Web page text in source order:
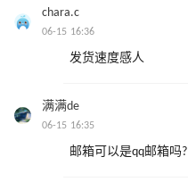
chara.c
06-15 16:36
发货速度感人
满满de
06-15 16:35
邮箱可以是qq邮箱吗?